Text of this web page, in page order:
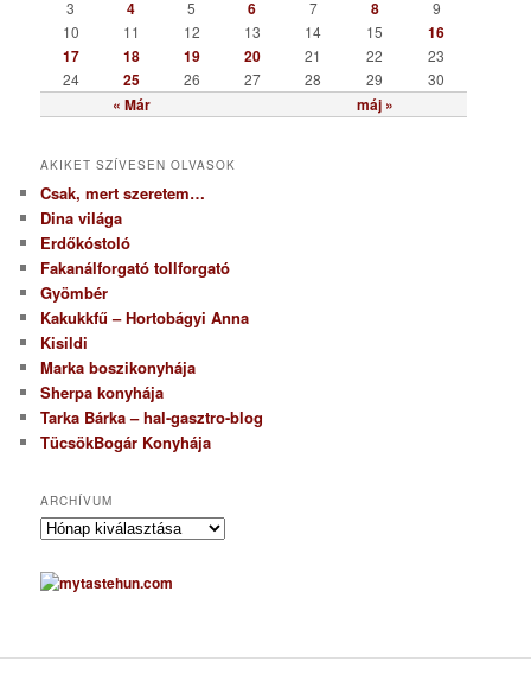
« Már máj »
3
4 5 6 7 8
9
10
11 12 13 14 15
16
17
18 19 20 21 22
23
24
25 26 27 28 29 30
AKIKET SZÍVESEN OLVASOK
Csak, mert szeretem…
Dina világa
Erdőkóstoló
Fakanálforgató tollforgató
Gyömbér
Kakukkfű – Hortobágyi Anna
Kisildi
Marka boszikonyhája
Sherpa konyhája
Tarka Bárka – hal-gasztro-blog
TücsökBogár Konyhája
ARCHÍVUM
A
c
h
u